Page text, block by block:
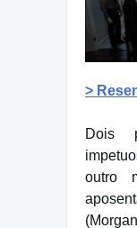
>
Dois
outro